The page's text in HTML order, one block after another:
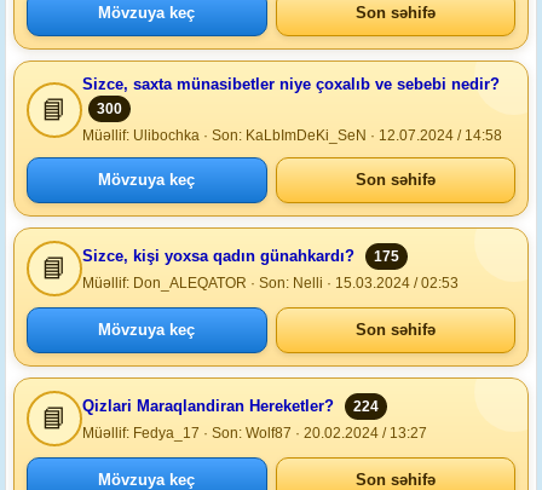
Mövzuya keç Son səhifə
📘
Sizce, saxta münasibetler niye çoxalıb ve sebebi nedir?
300
Müəllif: Ulibochka · Son: KaLbImDeKi_SeN · 12.07.2024 / 14:58
Mövzuya keç Son səhifə
📘 Sizce, kişi yoxsa qadın günahkardı?
175
Müəllif: Don_ALEQATOR · Son: Nelli · 15.03.2024 / 02:53
Mövzuya keç Son səhifə
📘 Qizlari Maraqlandiran Hereketler?
224
Müəllif: Fedya_17 · Son: Wolf87 · 20.02.2024 / 13:27
Mövzuya keç Son səhifə